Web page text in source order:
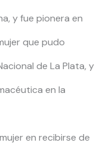
y fue pionera en
que pudo
de La Plata, y
en la
en recibirse de